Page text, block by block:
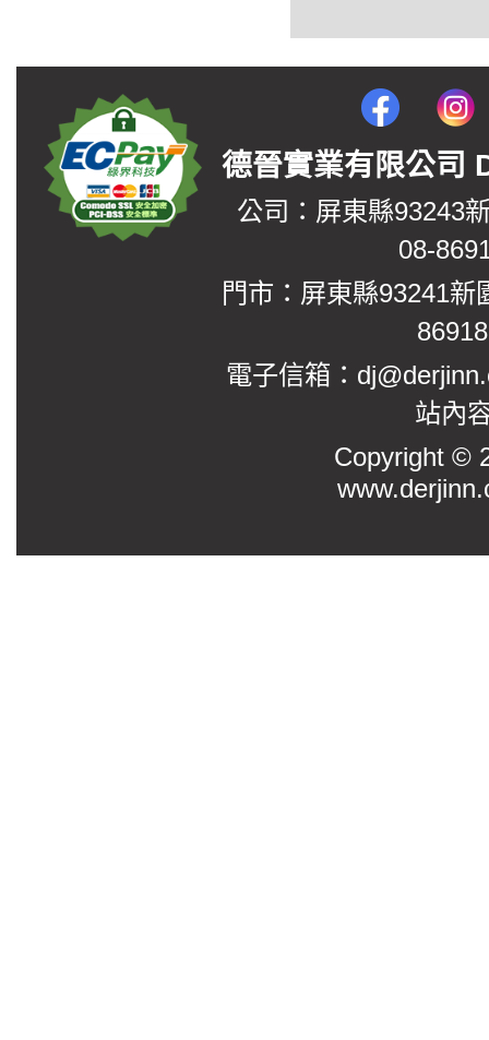
德晉實業有限公
公司：屏東縣93243
08-
門市：屏東縣93241
電子信箱：
站內
Copyright ©